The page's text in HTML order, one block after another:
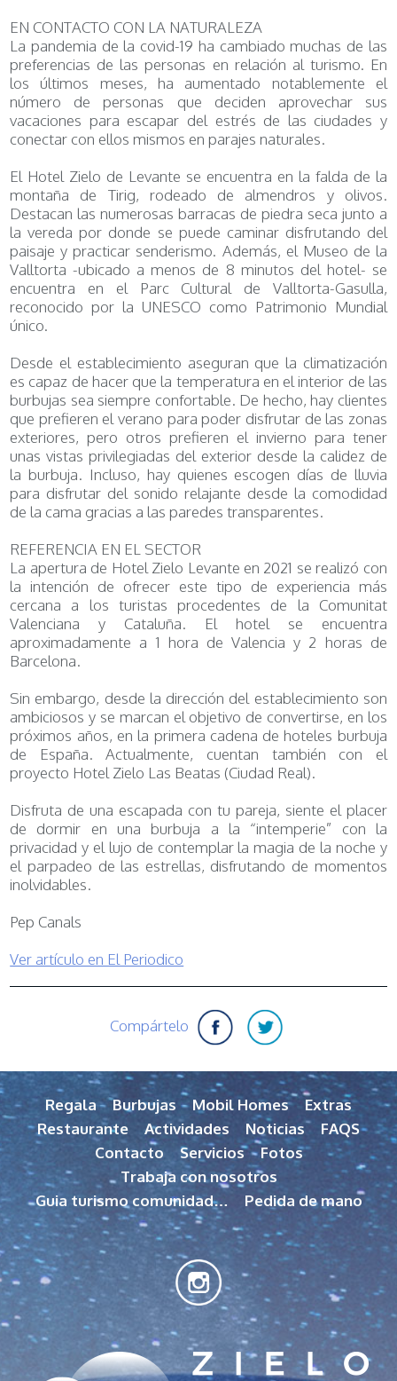
EN CONTACTO CON LA NATURALEZA
La pandemia de la covid-19 ha cambiado muchas de las
preferencias de las personas en relación al turismo. En
los últimos meses, ha aumentado notablemente el
número de personas que deciden aprovechar sus
vacaciones para escapar del estrés de las ciudades y
conectar con ellos mismos en parajes naturales.
El Hotel Zielo de Levante se encuentra en la falda de la
montaña de Tirig, rodeado de almendros y olivos.
Destacan las numerosas barracas de piedra seca junto a
la vereda por donde se puede caminar disfrutando del
paisaje y practicar senderismo. Además, el Museo de la
Valltorta -ubicado a menos de 8 minutos del hotel- se
encuentra en el Parc Cultural de Valltorta-Gasulla,
reconocido por la UNESCO como Patrimonio Mundial
único.
Desde el establecimiento aseguran que la climatización
es capaz de hacer que la temperatura en el interior de las
burbujas sea siempre confortable. De hecho, hay clientes
que prefieren el verano para poder disfrutar de las zonas
exteriores, pero otros prefieren el invierno para tener
unas vistas privilegiadas del exterior desde la calidez de
la burbuja. Incluso, hay quienes escogen días de lluvia
para disfrutar del sonido relajante desde la comodidad
de la cama gracias a las paredes transparentes.
REFERENCIA EN EL SECTOR
La apertura de Hotel Zielo Levante en 2021 se realizó con
la intención de ofrecer este tipo de experiencia más
cercana a los turistas procedentes de la Comunitat
Valenciana y Cataluña. El hotel se encuentra
aproximadamente a 1 hora de Valencia y 2 horas de
Barcelona.
Sin embargo, desde la dirección del establecimiento son
ambiciosos y se marcan el objetivo de convertirse, en los
próximos años, en la primera cadena de hoteles burbuja
de España. Actualmente, cuentan también con el
proyecto Hotel Zielo Las Beatas (Ciudad Real).
Disfruta de una escapada con tu pareja, siente el placer
de dormir en una burbuja a la “intemperie” con la
privacidad y el lujo de contemplar la magia de la noche y
el parpadeo de las estrellas, disfrutando de momentos
inolvidables.
Pep Canals
Ver artículo en El Periodico
Compártelo
Regala Burbujas Mobil Homes
Extras
Restaurante
Actividades Noticias
FAQS
Contacto
Servicios
Fotos
Trabaja con nosotros
Guia turismo comunidad…
Pedida de mano